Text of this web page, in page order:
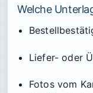
Welche
Liefer- oder
Fotos vom